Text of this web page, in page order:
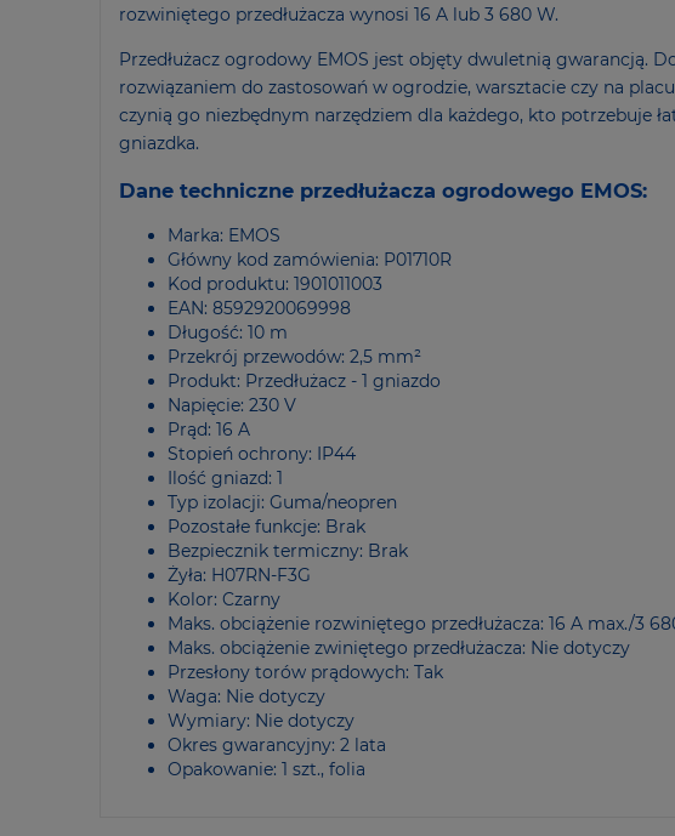
rozwiniętego przedłużacza wynosi 16 A lub 3 680 W.
Przedłużacz ogrodowy EMOS jest objęty dwuletnią gwarancją.
rozwiązaniem do zastosowań w ogrodzie, warsztacie czy na
czynią go niezbędnym narzędziem dla każdego, kto potrzebuje
gniazdka.
Dane techniczne przedłużacza ogrodowego EMOS:
Marka: EMOS
Główny kod zamówienia: P01710R
Kod produktu: 1901011003
EAN: 8592920069998
Długość: 10 m
Przekrój przewodów: 2,5 mm²
Produkt: Przedłużacz - 1 gniazdo
Napięcie: 230 V
Prąd: 16 A
Stopień ochrony: IP44
Ilość gniazd: 1
Typ izolacji: Guma/neopren
Pozostałe funkcje: Brak
Bezpiecznik termiczny: Brak
Żyła: H07RN-F3G
Kolor: Czarny
Maks. obciążenie rozwiniętego przedłużacza: 16 A max./3
Maks. obciążenie zwiniętego przedłużacza: Nie dotyczy
Przesłony torów prądowych: Tak
Waga: Nie dotyczy
Wymiary: Nie dotyczy
Okres gwarancyjny: 2 lata
Opakowanie: 1 szt., folia